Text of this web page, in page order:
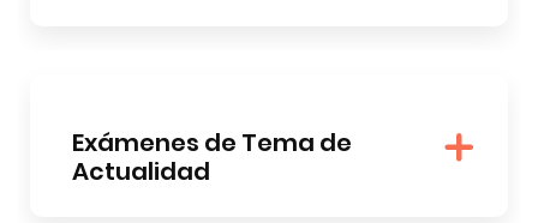
Exámenes de Tema de
Actualidad